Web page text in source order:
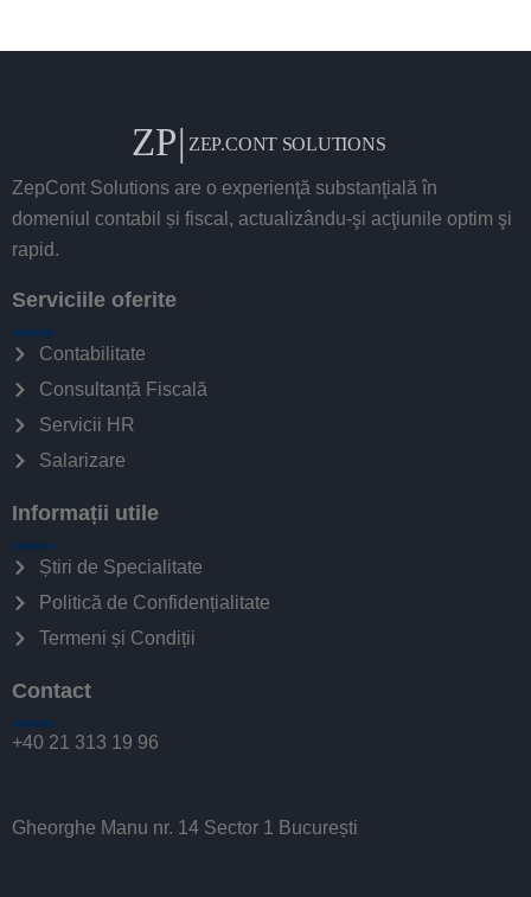
ZepCont Solutions are o experienţă substanţială în
domeniul contabil și fiscal, actualizându-şi acţiunile optim şi
rapid.
Serviciile oferite
Contabilitate
Consultanță Fiscală
Servicii HR
Salarizare
Informații utile
Știri de Specialitate
Politică de Confidențialitate
Termeni și Condiții
Contact
+40 21 313 19 96
Gheorghe Manu nr. 14 Sector 1 București